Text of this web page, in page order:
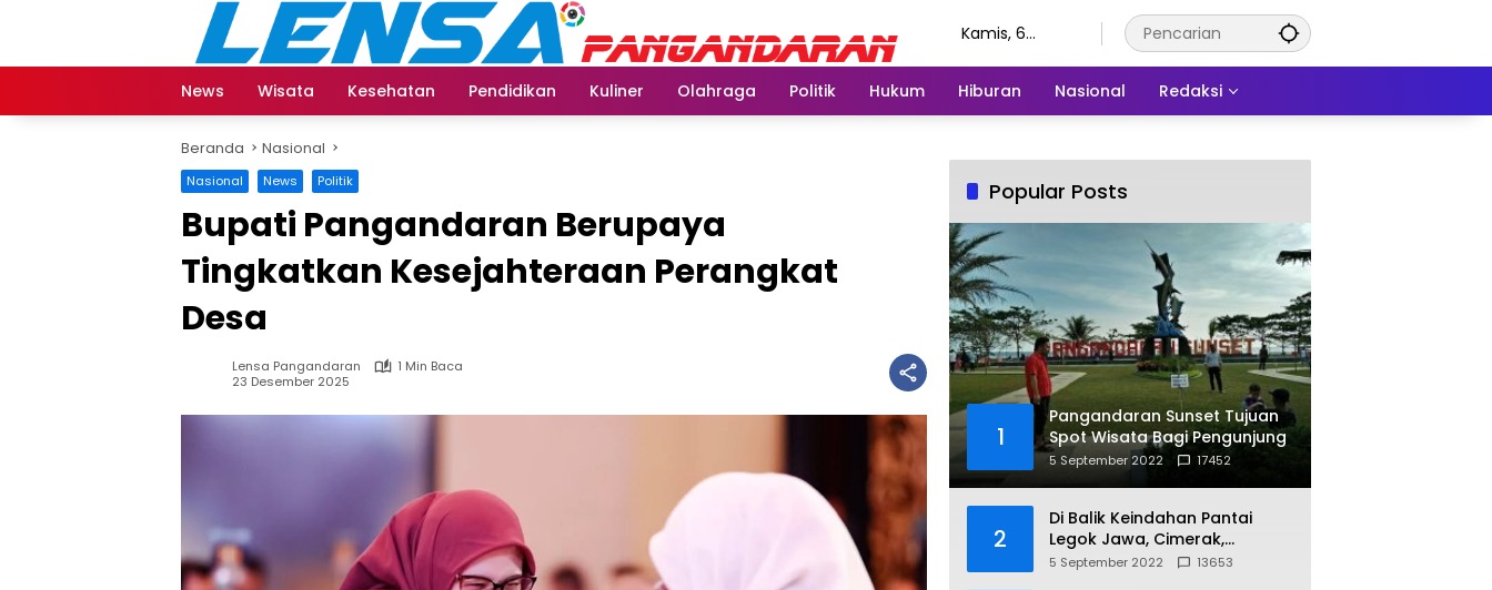
Kamis, 6
News
Wisata Kesehatan Pendidikan Kuliner Olahraga Politik Hukum Hiburan Nasional Redaksi
Beranda Nasional
Nasional News Politik
Bupati Pangandaran Berupaya
Tingkatkan Kesejahteraan Perangkat
Desa
Lensa Pangandaran
1 Min Baca
23 Desember 2025
Popular Posts
1
Pangandaran Sunset Tujuan
Spot Wisata Bagi Pengunjung
5 September 2022 17452
2
Di Balik Keindahan Pantai
Legok Jawa, Cimerak,
Pangandaran
5 September 2022 13653